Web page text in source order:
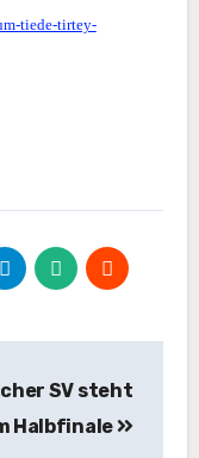
tiede-tirtey-
SV steht
Halbfinale